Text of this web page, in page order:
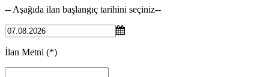
-- Aşağıda ilan başlangıç tarihini seçiniz--
İlan Metni (*)